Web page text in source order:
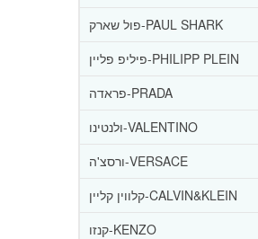
פול שארק-PAUL SHARK
פיליפ פליין-PHILIPP PLEIN
פראדה-PRADA
ולנטינו-VALENTINO
ורסצ'ה-VERSACE
קלווין קליין-CALVIN&KLEIN
קנזו-KENZO